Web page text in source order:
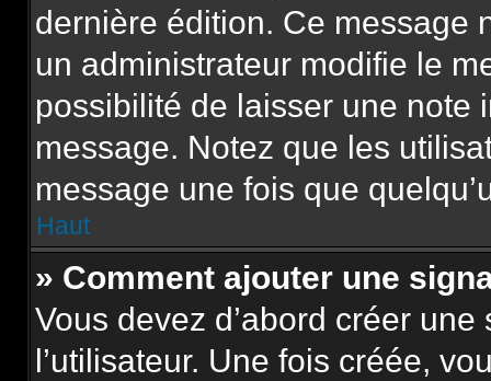
dernière édition. Ce message
un administrateur modifie le
possibilité de laisser une note
message. Notez que les
message une fois que
Haut
» Comment ajouter une
Vous devez d’abord créer
l’utilisateur. Une fois créée,